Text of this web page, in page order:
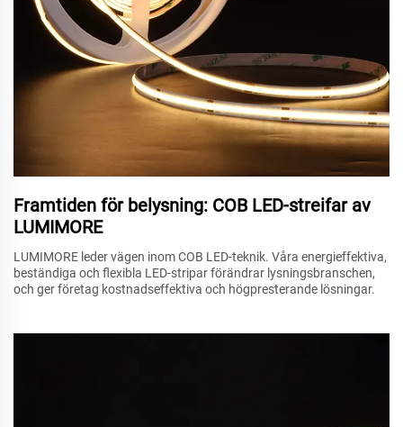
Framtiden för belysning: COB LED-streifar av
LUMIMORE
LUMIMORE leder vägen inom COB LED-teknik. Våra energieffektiva,
beständiga och flexibla LED-stripar förändrar lysningsbranschen,
och ger företag kostnadseffektiva och högpresterande lösningar.